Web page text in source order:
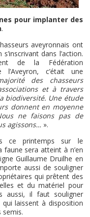
pour implanter des
.
aveyronnais ont
dans l’action.
de la Fédération
c’était une
des chasseurs
et à travers
biodiversité. Une étude
donnent en moyenne
ne faisons pas de
agissons… ».
ce printemps sur le
faune sera atteint à n’en
Guillaume Druilhe en
aussi de souligner
qui prêtent des
et du matériel pour
aussi, il faut souligner
qui laissent à disposition
semis.